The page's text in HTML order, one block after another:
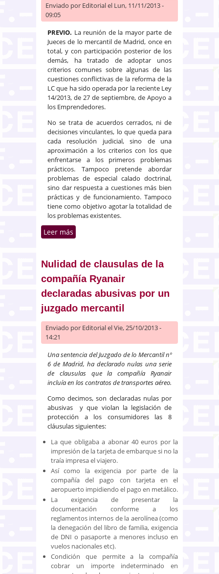
Enviado por Editorialel Lun, 11/11/2013 -
09:05
PREVIO. La reunión de la mayor parte de
Jueces de lo mercantil de Madrid, once en
total, y con participación posterior de los
demás, ha tratado de adoptar unos
criterios comunes sobre algunas de las
cuestiones conflictivas de la reforma de la
LC que ha sido operada por la reciente Ley
14/2013, de 27 de septiembre, de Apoyo a
los Emprendedores.
No se trata de acuerdos cerrados, ni de
decisiones vinculantes, lo que queda para
cada resolución judicial, sino de una
aproximación a los criterios con los que
enfrentarse a los primeros problemas
prácticos. Tampoco pretende abordar
problemas de especial calado doctrinal,
sino dar respuesta a cuestiones más bien
prácticas y de funcionamiento. Tampoco
tiene como objetivo agotar la totalidad de
los problemas existentes.
Leer más
criterios de aplicación de la
reforma de la ley de apoyo a
emprendedores, sobre
cuestiones concursales de 11 de
Nulidad de clausulas de la
compañía Ryanair
declaradas abusivas por un
juzgado mercantil
Enviado por Editorialel Vie, 25/10/2013 -
14:21
Una sentencia del Juzgado de lo Mercantil nº
6 de Madrid, ha declarado nulas una serie
de clausulas que la compañía Ryanair
incluía en los contratos de transportes aéreo.
Como decimos, son declaradas nulas por
abusivas y que violan la legislación de
protección a los consumidores las 8
cláusulas siguientes:
La que obligaba a abonar 40 euros por la
impresión de la tarjeta de embarque si no la
traía impresa el viajero.
Así como la exigencia por parte de la
compañía del pago con tarjeta en el
aeropuerto impidiendo el pago en metálico.
La exigencia de presentar la
documentación conforme a los
reglamentos internos de la aerolínea (como
la denegación del libro de familia, exigencia
de DNI o pasaporte a menores incluso en
vuelos nacionales etc).
Condición que permite a la compañía
cobrar un importe indeterminado en